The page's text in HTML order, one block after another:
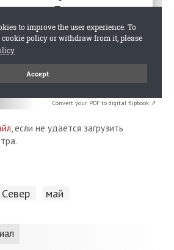
Convert your PDF to digital flipbook ↗
, если не удаётся загрузить
май